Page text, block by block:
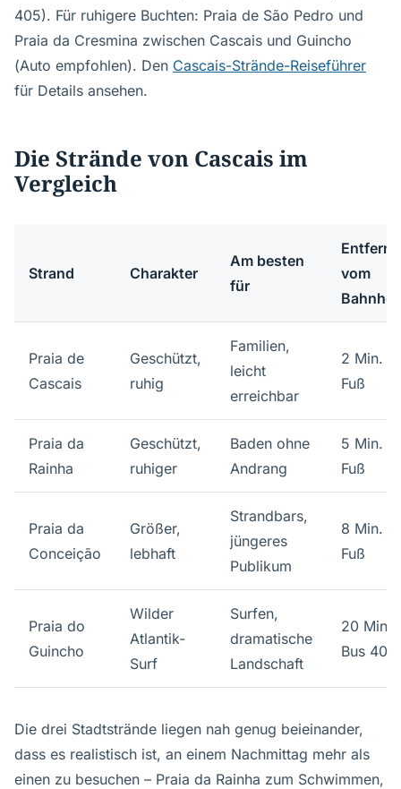
405). Für ruhigere Buchten: Praia de São Pedro und
Praia da Cresmina zwischen Cascais und Guincho
(Auto empfohlen). Den Cascais-Strände-Reiseführer
für Details ansehen.
Die Strände von Cascais im
Vergleich
Strand Charakter
Am besten
für
vom
Bahnhof
Praia de
Cascais
Geschützt,
ruhig
Familien,
leicht
erreichbar
2 Min.
Fuß
Praia da
Rainha
Geschützt,
ruhiger
Baden ohne
Andrang
5 Min.
Fuß
Praia da
Conceição
Größer,
lebhaft
Strandbars,
jüngeres
Publikum
8 Min.
Fuß
Praia do
Guincho
Wilder
Atlantik-
Surf
Surfen,
dramatische
Landschaft
20 Min.
Bus 405
Die drei Stadtstrände liegen nah genug beieinander,
dass es realistisch ist, an einem Nachmittag mehr als
einen zu besuchen – Praia da Rainha zum Schwimmen,